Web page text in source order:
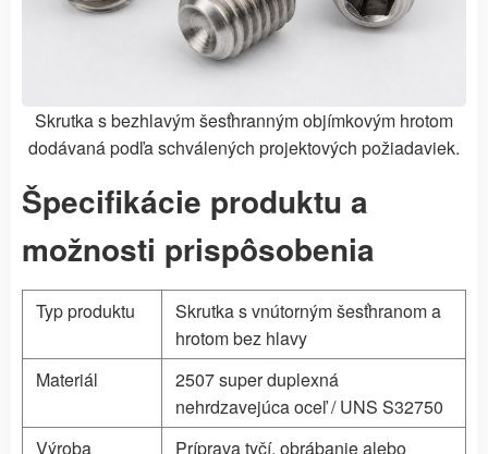
Skrutka s bezhlavým šesťhranným objímkovým hrotom
dodávaná podľa schválených projektových požiadaviek.
Špecifikácie produktu a
možnosti prispôsobenia
Typ produktu
Skrutka s vnútorným šesťhranom a
hrotom bez hlavy
Materiál
2507 super duplexná
nehrdzavejúca oceľ / UNS S32750
Výroba
Príprava tyčí, obrábanie alebo